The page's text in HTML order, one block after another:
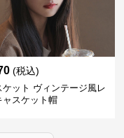
(税込)
ケット ヴィンテージ風レ
ャスケット帽